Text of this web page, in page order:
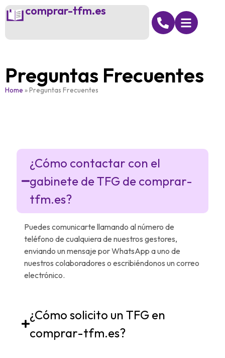
comprar-tfm.es
Preguntas Frecuentes
Home »Preguntas Frecuentes
¿Cómo contactar con el
gabinete de TFG de comprar-
tfm.es?
Puedes comunicarte llamando al número de
teléfono de cualquiera de nuestros gestores,
enviando un mensaje por WhatsApp a uno de
nuestros colaboradores o escribiéndonos un correo
electrónico.
¿Cómo solicito un TFG en
comprar-tfm.es?